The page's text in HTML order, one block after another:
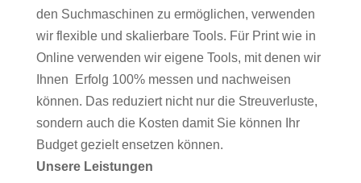
den Suchmaschinen zu ermöglichen, verwenden
wir flexible und skalierbare Tools. Für Print wie in
Online verwenden wir eigene Tools, mit denen wir
Ihnen Erfolg 100% messen und nachweisen
können. Das reduziert nicht nur die Streuverluste,
sondern auch die Kosten damit Sie können Ihr
Budget gezielt ensetzen können.
Unsere Leistungen